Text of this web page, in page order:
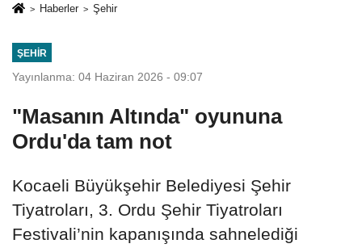
Haberler Şehir
ŞEHIR
Yayınlanma: 04 Haziran 2026 - 09:07
"Masanın Altında" oyununa
Ordu'da tam not
Kocaeli Büyükşehir Belediyesi Şehir
Tiyatroları, 3. Ordu Şehir Tiyatroları
Festivali’nin kapanışında sahnelediği